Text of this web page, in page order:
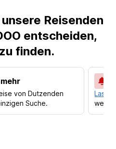
Reisenden
entscheiden,
finden.
von Dutzenden
Suche.
Lass